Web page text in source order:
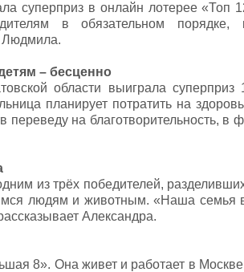
суперприз в онлайн лотерее «Топ
в обязательном порядке,
Людмила.
– бесценно
области выиграла
планирует потратить на
переведу на благотворительность,
из трёх победителей,
людям и животным. «Наша семья
Александра.
8». Она живет и работает в